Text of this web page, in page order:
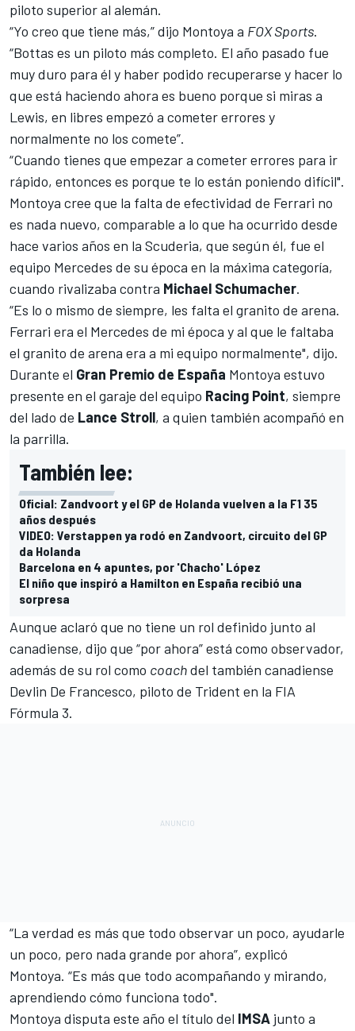
piloto superior al alemán.
“Yo creo que tiene más,” dijo Montoya a FOX Sports.
“Bottas es un piloto más completo. El año pasado fue
muy duro para él y haber podido recuperarse y hacer lo
que está haciendo ahora es bueno porque si miras a
Lewis, en libres empezó a cometer errores y
normalmente no los comete”.
“Cuando tienes que empezar a cometer errores para ir
rápido, entonces es porque te lo están poniendo difícil".
Montoya cree que la falta de efectividad de Ferrari no
es nada nuevo, comparable a lo que ha ocurrido desde
hace varios años en la Scuderia, que según él, fue el
equipo Mercedes de su época en la máxima categoría,
cuando rivalizaba contra Michael Schumacher.
“Es lo o mismo de siempre, les falta el granito de arena.
Ferrari era el Mercedes de mi época y al que le faltaba
el granito de arena era a mi equipo normalmente", dijo.
Durante el Gran Premio de España Montoya estuvo
presente en el garaje del equipo Racing Point, siempre
del lado de Lance Stroll, a quien también acompañó en
la parrilla.
También lee:
Oficial: Zandvoort y el GP de Holanda vuelven a la F1 35
años después
VIDEO: Verstappen ya rodó en Zandvoort, circuito del GP
da Holanda
Barcelona en 4 apuntes, por 'Chacho' López
El niño que inspiró a Hamilton en España recibió una
sorpresa
Aunque aclaró que no tiene un rol definido junto al
canadiense, dijo que “por ahora” está como observador,
además de su rol como coachdel también canadiense
Devlin De Francesco, piloto de Trident en la FIA
Fórmula 3.
“La verdad es más que todo observar un poco, ayudarle
un poco, pero nada grande por ahora”, explicó
Montoya. “Es más que todo acompañando y mirando,
aprendiendo cómo funciona todo".
Montoya disputa este año el título del IMSA junto a